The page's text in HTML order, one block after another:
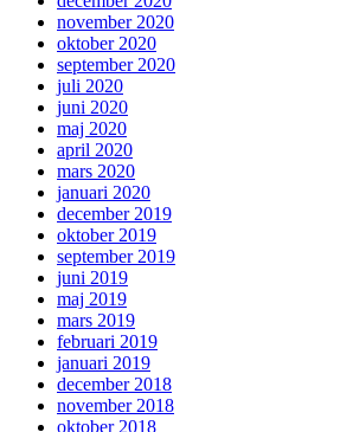
november 2020
oktober 2020
september 2020
juli 2020
juni 2020
maj 2020
april 2020
mars 2020
januari 2020
december 2019
oktober 2019
september 2019
juni 2019
maj 2019
mars 2019
februari 2019
januari 2019
december 2018
november 2018
oktober 2018